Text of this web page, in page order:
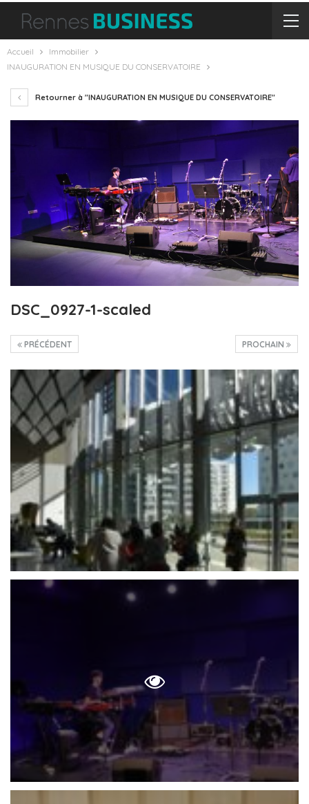
Accueil
Immobilier
INAUGURATION EN MUSIQUE DU CONSERVATOIRE
Retourner à "INAUGURATION EN MUSIQUE DU CONSERVATOIRE"
DSC_0927-1-scaled
PROCHAIN
PRÉCÉDENT